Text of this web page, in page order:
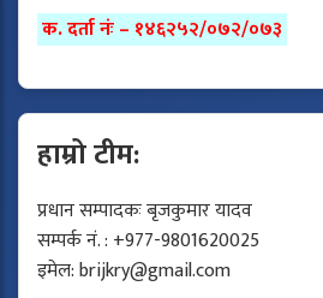
क. दर्ता नंः – १४६२५२/०७२/०७३
हाम्रो टीम:
प्रधान सम्पादकः बृजकुमार यादव
सम्पर्क नं. : +977-9801620025
इमेल:brijkry@gmail.com